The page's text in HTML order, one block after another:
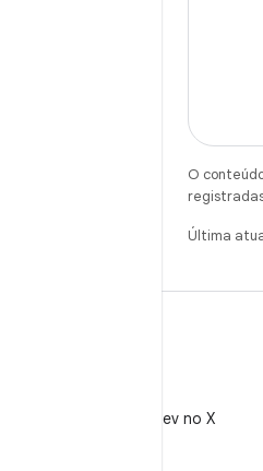
O
Última
Siga @AndroidDev no X